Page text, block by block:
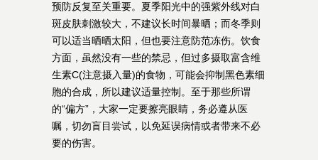
预防反复至关重要。夏季阳光中的强紫外线对白
斑皮肤刺激较大，不建议长时间暴晒；而冬季则
可以适当晒晒太阳，但也要注意防范冻伤。饮食
方面，虽然没有一些的禁忌，但过多摄取富含维
生素C(注意摄入量)的食物，可能会抑制黑色素细
胞的合成，所以建议适量控制。至于那些所谓
的“偏方”，大家一定要擦亮眼睛，务必遵从医
嘱，切勿盲目尝试，以免延误病情或者带来不必
要的伤害。